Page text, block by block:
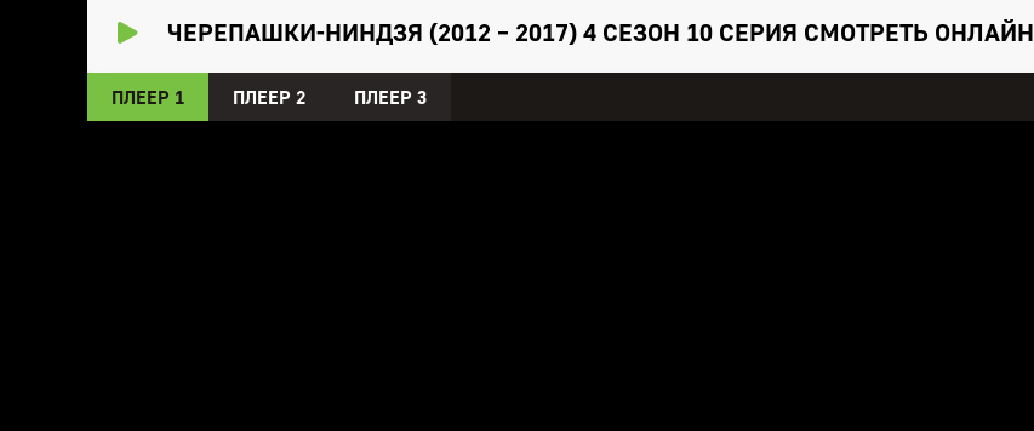
ЧЕРЕПАШКИ-НИНДЗЯ (2012 – 2017) 4 СЕЗОН 10 СЕРИЯ СМОТРЕТЬ ОНЛАЙН
ПЛЕЕР 1 ПЛЕЕР 2 ПЛЕЕР 3